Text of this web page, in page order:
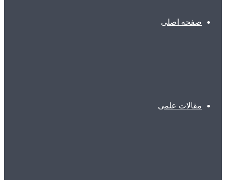
صفحه اصلی
مقالات علمی